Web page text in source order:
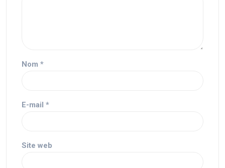
Nom *
E-mail *
Site web